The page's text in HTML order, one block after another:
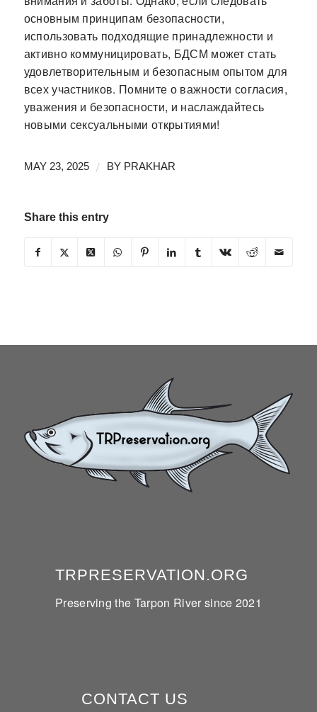
основным принципам безопасности,
использовать подходящие принадлежности и
активно коммуницировать, БДСМ может стать
удовлетворительным и безопасным опытом для
всех участников. Помните о важности согласия,
уважения и безопасности, и наслаждайтесь
новыми сексуальными открытиями!
MAY 23, 2025 / BY PRAKHAR
Share this entry
TRPRESERVATION.ORG
Preserving the Tarpon River since 2021
CONTACT US